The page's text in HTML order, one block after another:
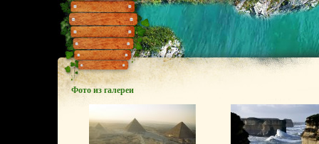
Фото из галереи